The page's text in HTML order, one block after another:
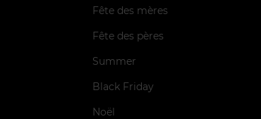
Fête des mères
Fête des pères
Summer
Black Friday
Noël